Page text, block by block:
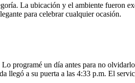
La ubicación y el ambiente fueron
para celebrar cualquier ocasión.
programé un día antes para no
llegó a su puerta a las 4:33 p.m. El